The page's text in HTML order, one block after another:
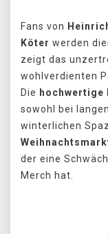
Fans von
Köter werden
zeigt das
wohlverdienten
Die hochwertige
sowohl bei langen
winterlichen
der eine
Merch hat.